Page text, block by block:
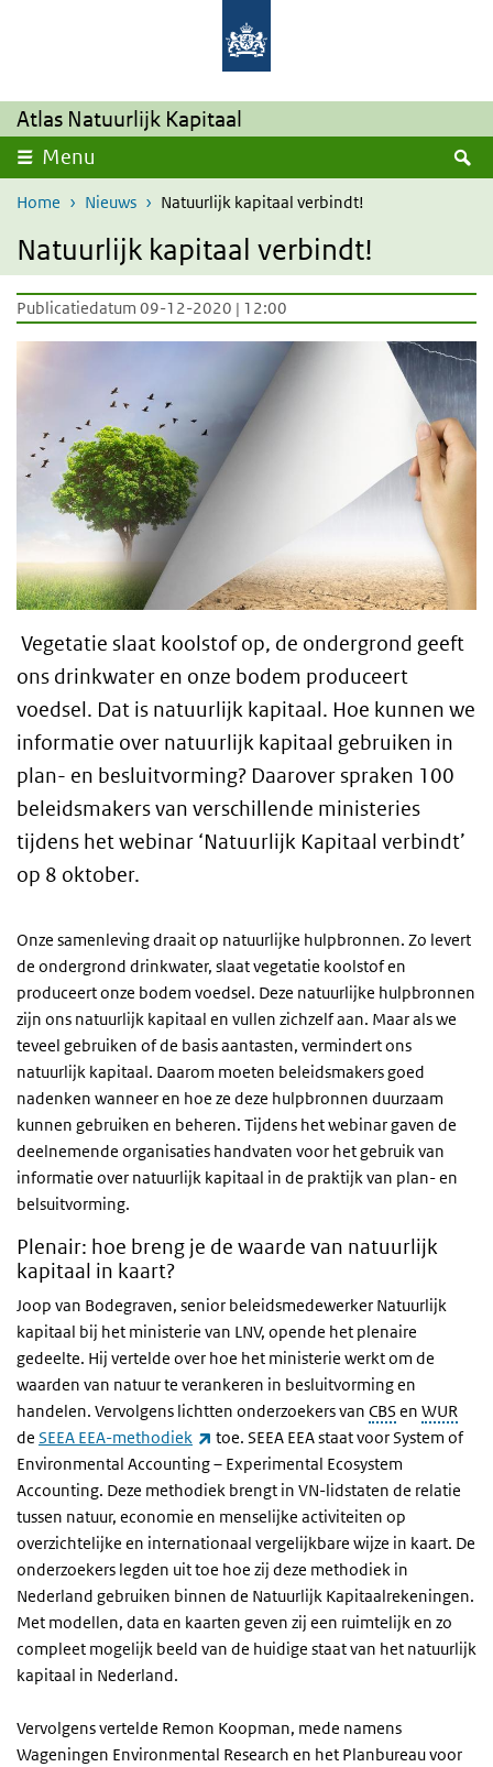
Overslaan en naar de inhoud gaan
Atlas Natuurlijk Kapitaal
Menu
Home Nieuws Natuurlijk kapitaal verbindt!
Natuurlijk kapitaal verbindt!
Publicatiedatum 09-12-2020 | 12:00
Vegetatie slaat koolstof op, de ondergrond geeft
ons drinkwater en onze bodem produceert
voedsel. Dat is natuurlijk kapitaal. Hoe kunnen we
informatie over natuurlijk kapitaal gebruiken in
plan- en besluitvorming? Daarover spraken 100
beleidsmakers van verschillende ministeries
tijdens het webinar ‘Natuurlijk Kapitaal verbindt’
op 8 oktober.
Onze samenleving draait op natuurlijke hulpbronnen. Zo levert
de ondergrond drinkwater, slaat vegetatie koolstof en
produceert onze bodem voedsel. Deze natuurlijke hulpbronnen
zijn ons natuurlijk kapitaal en vullen zichzelf aan. Maar als we
teveel gebruiken of de basis aantasten, vermindert ons
natuurlijk kapitaal. Daarom moeten beleidsmakers goed
nadenken wanneer en hoe ze deze hulpbronnen duurzaam
kunnen gebruiken en beheren. Tijdens het webinar gaven de
deelnemende organisaties handvaten voor het gebruik van
informatie over natuurlijk kapitaal in de praktijk van plan- en
belsuitvorming.
Plenair: hoe breng je de waarde van natuurlijk
kapitaal in kaart?
Joop van Bodegraven, senior beleidsmedewerker Natuurlijk
kapitaal bij het ministerie van LNV, opende het plenaire
gedeelte. Hij vertelde over hoe het ministerie werkt om de
waarden van natuur te verankeren in besluitvorming en
handelen. Vervolgens lichtten onderzoekers van CBS en WUR
de SEEA EEA-methodiek (externe link)
toe. SEEA EEA staat voor System of
Environmental Accounting – Experimental Ecosystem
Accounting. Deze methodiek brengt in VN-lidstaten de relatie
tussen natuur, economie en menselijke activiteiten op
overzichtelijke en internationaal vergelijkbare wijze in kaart. De
onderzoekers legden uit toe hoe zij deze methodiek in
Nederland gebruiken binnen de Natuurlijk Kapitaalrekeningen.
Met modellen, data en kaarten geven zij een ruimtelijk en zo
compleet mogelijk beeld van de huidige staat van het natuurlijk
kapitaal in Nederland.
Vervolgens vertelde Remon Koopman, mede namens
Wageningen Environmental Research en het Planbureau voor